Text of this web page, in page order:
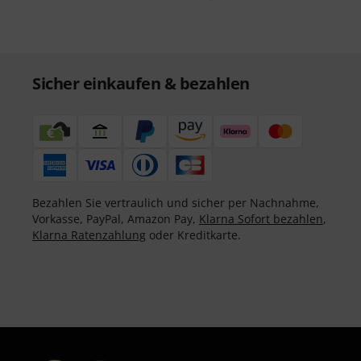
Sicher einkaufen & bezahlen
Bezahlen Sie vertraulich und sicher per Nachnahme,
Vorkasse, PayPal, Amazon Pay, Klarna Sofort bezahlen,
Klarna Ratenzahlung oder Kreditkarte.